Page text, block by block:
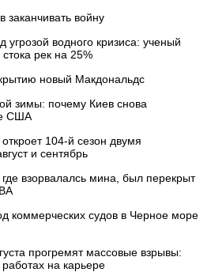
заканчивать войну
угрозой водного кризиса: ученый
рек на 25%
новый Макдональдс
зимы: почему Киев снова
США
104-й сезон двумя
и сентябрь
взорвалалсь мина, был перекрыт
коммерческих судов в Черное море
прогремят массовые взрывы:
на карьере